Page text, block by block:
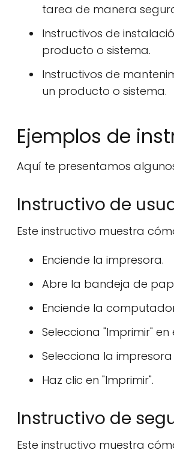
tarea de manera
Instructivos de
producto o sistema.
Instructivos de
un producto o sistema.
Ejemplos de
Aquí te presentamos
Instructivo de
Este instructivo muestra
Enciende la impresora.
Abre la bandeja de
Enciende la
Selecciona "Imprimir"
Selecciona la
Haz clic en "Imprimir".
Instructivo de
Este instructivo muestra